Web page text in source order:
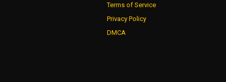
Terms of Service
Privacy Policy
DMCA